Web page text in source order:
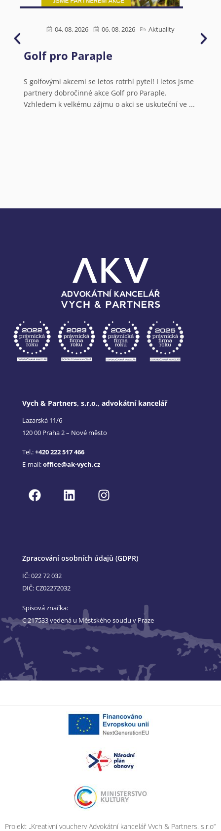
04. 08. 2026 06. 08. 2026 Aktuality
Golf pro Paraple
S golfovými akcemi se letos rotrhl pytel! I letos jsme
partnery dobročinné akce Golf pro Paraple.
Vzhledem k velkému zájmu o akci se uskuteční ve ...
Vych & Partners, s.r.o., advokátní kancelář
Lazarská 11/6
120 00 Praha 2 – Nové město
Tel.:+420 222 517 466
E-mail:office@ak-vych.cz
Zpracování osobních údajů (GDPR)
IČ: 022 72 032
DIČ: CZ02272032
Spisová značka:
C 217533 vedená u Městského soudu v Praze
Projekt „Kreativní vouchery Advokátní kancelář Vych & Partners, s.r.o“